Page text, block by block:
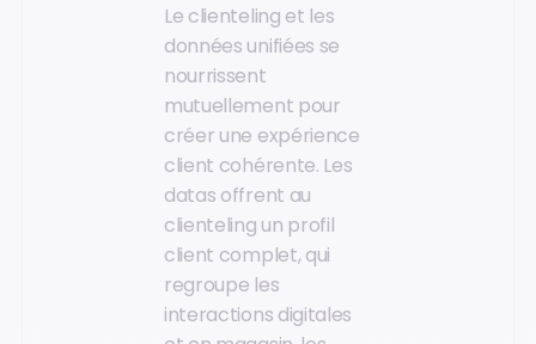
Le clienteling et les
données unifiées se
nourrissent
mutuellement pour
créer une expérience
client cohérente. Les
datas offrent au
clienteling un profil
client complet, qui
regroupe les
interactions digitales